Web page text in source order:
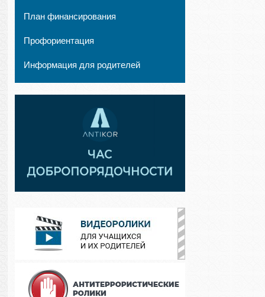
План финансирования
Профориентация
Информация для родителей